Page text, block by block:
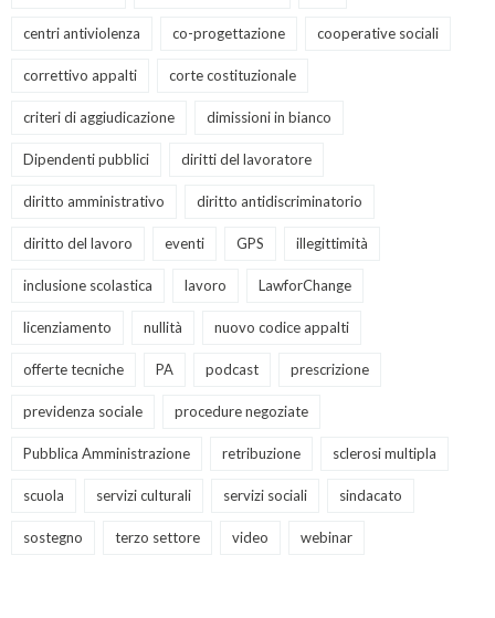
centri antiviolenza co-progettazione cooperative sociali
correttivo appalti corte costituzionale
criteri di aggiudicazione dimissioni in bianco
Dipendenti pubblici diritti del lavoratore
diritto amministrativo diritto antidiscriminatorio
diritto del lavoro eventi GPS illegittimità
inclusione scolastica lavoro LawforChange
licenziamento nullità nuovo codice appalti
offerte tecniche PA podcast prescrizione
previdenza sociale procedure negoziate
Pubblica Amministrazione retribuzione sclerosi multipla
scuola servizi culturali servizi sociali sindacato
sostegno terzo settore video webinar